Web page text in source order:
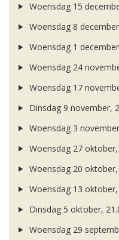
Woensdag 15
Woensdag 8
Woensdag 1
Woensdag 24
Woensdag 17
Dinsdag 9 november,
Woensdag 3
Woensdag 27
Woensdag 20
Woensdag 13
Dinsdag 5 oktober,
Woensdag 29